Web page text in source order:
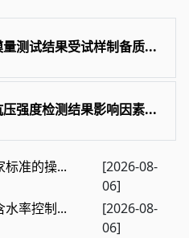
测试结果受试样制备质...
强度检测结果影响因素...
标准的操...
[2026-08-
06]
水率控制...
[2026-08-
06]